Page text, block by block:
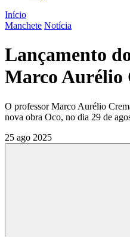
Início
Manchete Notícia
Lançamento
Marco Aurélio
O professor Marco Aurélio
nova obra Oco, no dia 29 de
25 ago 2025